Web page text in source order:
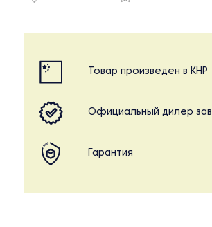
Товар произведен в КНР
Официальный дилер
Гарантия